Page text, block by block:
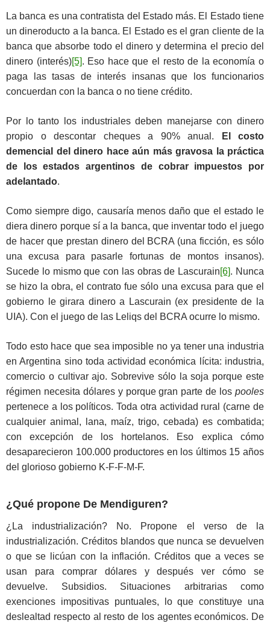
La banca es una contratista del Estado más. El Estado tiene
un dineroducto a la banca. El Estado es el gran cliente de la
banca que absorbe todo el dinero y determina el precio del
dinero (interés)[5]. Eso hace que el resto de la economía o
paga las tasas de interés insanas que los funcionarios
concuerdan con la banca o no tiene crédito.
Por lo tanto los industriales deben manejarse con dinero
propio o descontar cheques a 90% anual.
El costo
demencial del dinero hace aún más gravosa la práctica
de los estados argentinos de cobrar impuestos por
adelantado.
Como siempre digo, causaría menos daño que el estado le
diera dinero porque sí a la banca, que inventar todo el juego
de hacer que prestan dinero del BCRA (una ficción, es sólo
una excusa para pasarle fortunas de montos insanos).
Sucede lo mismo que con las obras de Lascurain[6]. Nunca
se hizo la obra, el contrato fue sólo una excusa para que el
gobierno le girara dinero a Lascurain (ex presidente de la
UIA). Con el juego de las Leliqs del BCRA ocurre lo mismo.
Todo esto hace que sea imposible no ya tener una industria
en Argentina sino toda actividad económica lícita: industria,
comercio o cultivar ajo. Sobrevive sólo la soja porque este
régimen necesita dólares y porque gran parte de los pooles
pertenece a los políticos. Toda otra actividad rural (carne de
cualquier animal, lana, maíz, trigo, cebada) es combatida;
con excepción de los hortelanos. Eso explica cómo
desaparecieron 100.000 productores en los últimos 15 años
del glorioso gobierno K-F-F-M-F.
¿Qué propone De Mendiguren?
¿La industrialización? No. Propone el verso de la
industrialización. Créditos blandos que nunca se devuelven
o que se licúan con la inflación. Créditos que a veces se
usan para comprar dólares y después ver cómo se
devuelve. Subsidios. Situaciones arbitrarias como
exenciones impositivas puntuales, lo que constituye una
deslealtad respecto al resto de los agentes económicos. De